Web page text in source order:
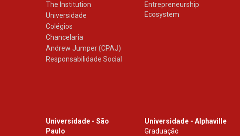
The Institution
Universidade
Colégios
Chancelaria
Andrew Jumper (CPAJ)
Responsabilidade Social
Entrepreneurship
Ecosystem
Universidade - São
Paulo
Universidade - Alphaville
Graduação